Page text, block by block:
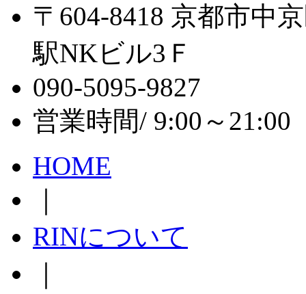
〒604-8418 京都市中
駅NKビル3Ｆ
090-5095-9827
営業時間/ 9:00～
HOME
RINについて